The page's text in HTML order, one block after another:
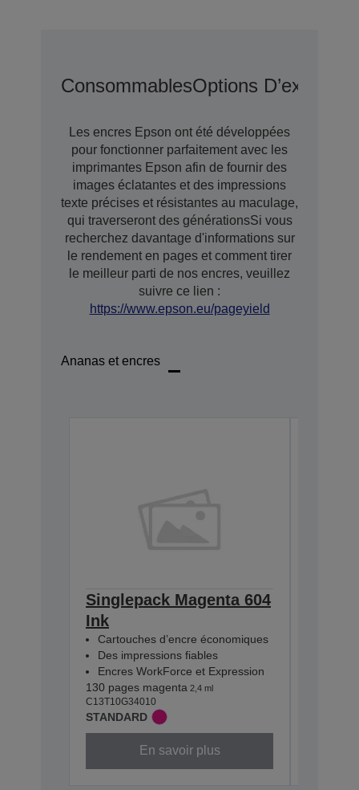
ConsommablesOptions
Les encres Epson ont été développées
pour fonctionner parfaitement avec les
imprimantes Epson afin de fournir des
images éclatantes et des impressions
texte précises et résistantes au maculage,
qui traverseront des générationsSi vous
recherchez davantage d'informations sur
le rendement en pages et comment tirer
le meilleur parti de nos encres, veuillez
suivre ce lien :
https://www.epson.eu/pageyield
Ananas et encres
Singlepack Magenta 604
Ink
Cartouches d’encre économiques
Des impressions fiables
Encres WorkForce et Expression
130 pages magenta 2,4 ml
C13T10G34010
STANDARD
En savoir plus